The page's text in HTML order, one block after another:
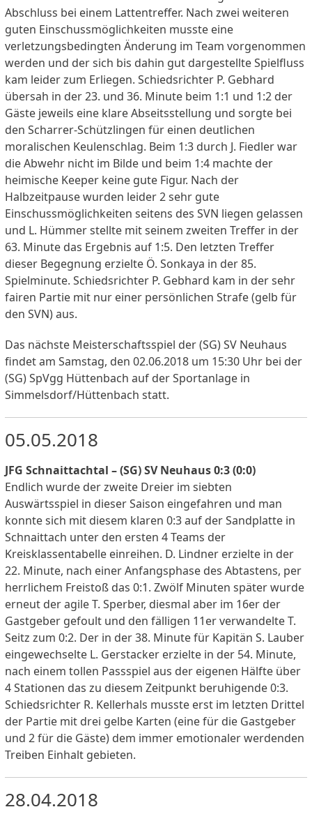
Abschluss bei einem Lattentreffer. Nach zwei weiteren
guten Einschussmöglichkeiten musste eine
verletzungsbedingten Änderung im Team vorgenommen
werden und der sich bis dahin gut dargestellte Spielfluss
kam leider zum Erliegen. Schiedsrichter P. Gebhard
übersah in der 23. und 36. Minute beim 1:1 und 1:2 der
Gäste jeweils eine klare Abseitsstellung und sorgte bei
den Scharrer-Schützlingen für einen deutlichen
moralischen Keulenschlag. Beim 1:3 durch J. Fiedler war
die Abwehr nicht im Bilde und beim 1:4 machte der
heimische Keeper keine gute Figur. Nach der
Halbzeitpause wurden leider 2 sehr gute
Einschussmöglichkeiten seitens des SVN liegen gelassen
und L. Hümmer stellte mit seinem zweiten Treffer in der
63. Minute das Ergebnis auf 1:5. Den letzten Treffer
dieser Begegnung erzielte Ö. Sonkaya in der 85.
Spielminute. Schiedsrichter P. Gebhard kam in der sehr
fairen Partie mit nur einer persönlichen Strafe (gelb für
den SVN) aus.
Das nächste Meisterschaftsspiel der (SG) SV Neuhaus
findet am Samstag, den 02.06.2018 um 15:30 Uhr bei der
(SG) SpVgg Hüttenbach auf der Sportanlage in
Simmelsdorf/Hüttenbach statt.
05.05.2018
JFG Schnaittachtal – (SG) SV Neuhaus 0:3 (0:0)
Endlich wurde der zweite Dreier im siebten
Auswärtsspiel in dieser Saison eingefahren und man
konnte sich mit diesem klaren 0:3 auf der Sandplatte in
Schnaittach unter den ersten 4 Teams der
Kreisklassentabelle einreihen. D. Lindner erzielte in der
22. Minute, nach einer Anfangsphase des Abtastens, per
herrlichem Freistoß das 0:1. Zwölf Minuten später wurde
erneut der agile T. Sperber, diesmal aber im 16er der
Gastgeber gefoult und den fälligen 11er verwandelte T.
Seitz zum 0:2. Der in der 38. Minute für Kapitän S. Lauber
eingewechselte L. Gerstacker erzielte in der 54. Minute,
nach einem tollen Passspiel aus der eigenen Hälfte über
4 Stationen das zu diesem Zeitpunkt beruhigende 0:3.
Schiedsrichter R. Kellerhals musste erst im letzten Drittel
der Partie mit drei gelbe Karten (eine für die Gastgeber
und 2 für die Gäste) dem immer emotionaler werdenden
Treiben Einhalt gebieten.
28.04.2018